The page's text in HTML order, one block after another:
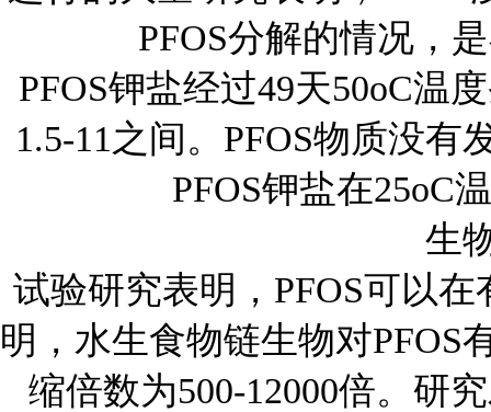
PFOS分解的情况，
PFOS钾盐经过49天50oC温
1.5-11之间。 PFOS物质没有
PFOS钾盐在25oC
生
试验研究表明， PFOS可以在
明，水生食物链生物对PFOS
缩倍数为500-12000倍。研